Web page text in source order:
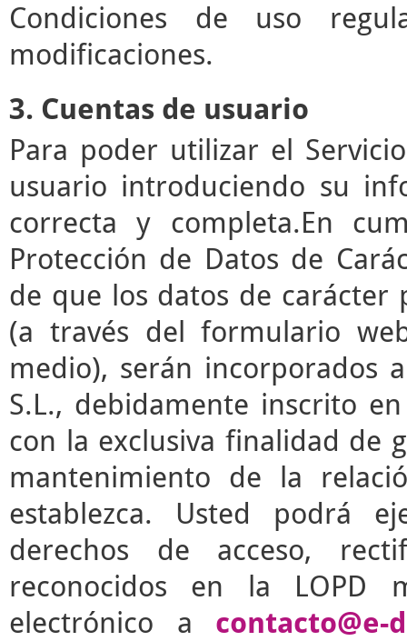
Condiciones de uso
modificaciones.
3. Cuentas de usuario
Para poder utilizar el
usuario introduciendo su
correcta y completa.En
Protección de Datos de
de que los datos de carácter
(a través del formulario
medio), serán incorporados
S.L., debidamente inscrito
con la exclusiva finalidad de
mantenimiento de la
establezca. Usted podrá
derechos de acceso,
reconocidos en la LOPD
electrónico a contacto@e-